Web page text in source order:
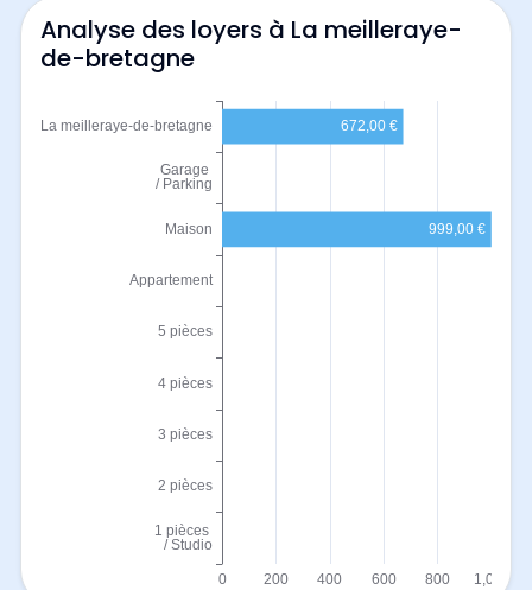
Analyse des loyers à La meilleraye-
de-bretagne